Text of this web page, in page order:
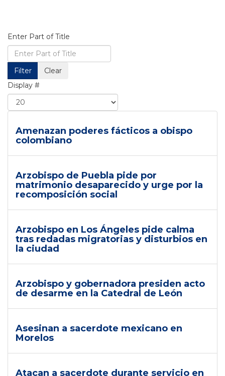
Enter Part of Title
Filter
Clear
Display #
Amenazan poderes fácticos a obispo
colombiano
Arzobispo de Puebla pide por
matrimonio desaparecido y urge por la
recomposición social
Arzobispo en Los Ángeles pide calma
tras redadas migratorias y disturbios en
la ciudad
Arzobispo y gobernadora presiden acto
de desarme en la Catedral de León
Asesinan a sacerdote mexicano en
Morelos
Atacan a sacerdote durante servicio en